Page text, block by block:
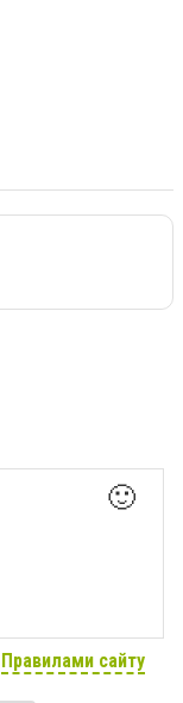
🙂
Правилами сайту